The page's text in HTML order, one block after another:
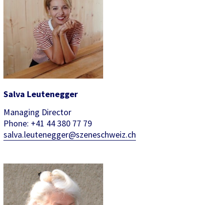
Salva Leutenegger
Managing Director
Phone: +41 44 380 77 79
salva.leutenegger@szeneschweiz.ch